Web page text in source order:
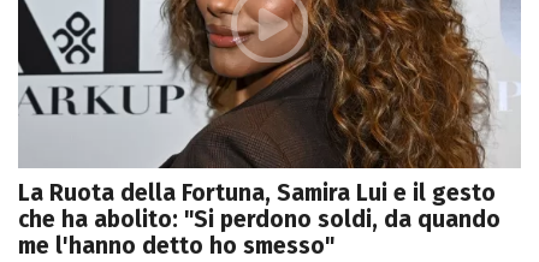
La Ruota della Fortuna, Samira Lui e il gesto
che ha abolito: "Si perdono soldi, da quando
me l'hanno detto ho smesso"